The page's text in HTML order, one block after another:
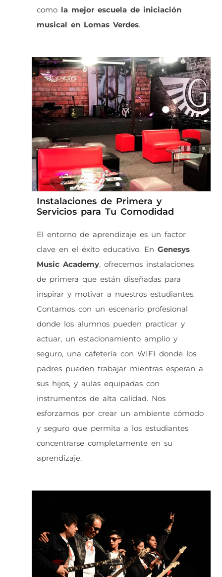
como la mejor escuela de iniciación
musical en Lomas Verdes.
Instalaciones de Primera y
Servicios para Tu Comodidad
El entorno de aprendizaje es un factor
clave en el éxito educativo. En Genesys
Music Academy, ofrecemos instalaciones
de primera que están diseñadas para
inspirar y motivar a nuestros estudiantes.
Contamos con un escenario profesional
donde los alumnos pueden practicar y
actuar, un estacionamiento amplio y
seguro, una cafetería con WIFI donde los
padres pueden trabajar mientras esperan a
sus hijos, y aulas equipadas con
instrumentos de alta calidad. Nos
esforzamos por crear un ambiente cómodo
y seguro que permita a los estudiantes
concentrarse completamente en su
aprendizaje.